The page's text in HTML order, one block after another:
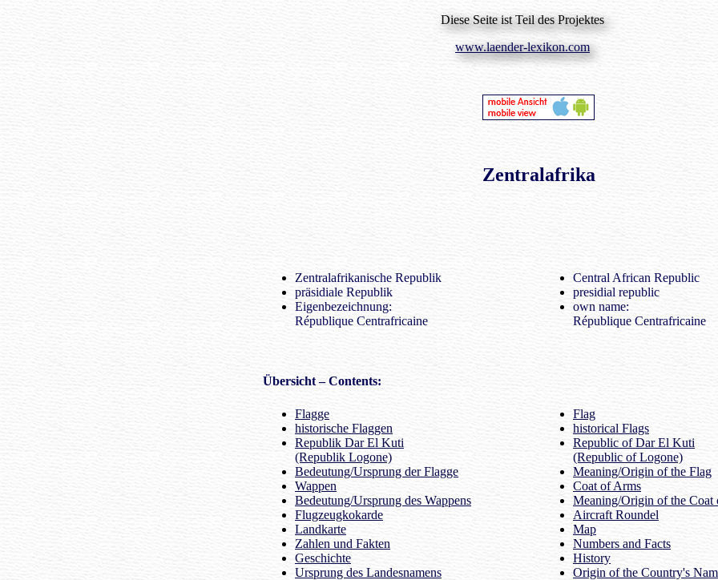
Diese Seite ist Teil des Projektes
www.laender-lexikon.com
Zentralafrika
Zentralafrikanische Republik
präsidiale Republik
Eigenbezeichnung:
République Centrafricaine
Central African Republic
presidial republic
own name:
République Centrafricaine
Übersicht– Contents:
Flagge
historische Flaggen
Republik Dar El Kuti
(Republik Logone)
Bedeutung/Ursprung der Flagge
Wappen
Bedeutung/Ursprung des Wappens
Flugzeugkokarde
Landkarte
Zahlen und Fakten
Geschichte
Ursprung des Landesnamens
Flag
historical Flags
Republic of Dar El Kuti
(Republic of Logone)
Meaning/Origin of the Flag
Coat of Arms
Meaning/Origin of the Coat
Aircraft Roundel
Map
Numbers and Facts
History
Origin of the Country's